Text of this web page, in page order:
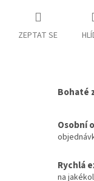
ZEPTAT SE
Bohaté
Osobní
Rychlá
na